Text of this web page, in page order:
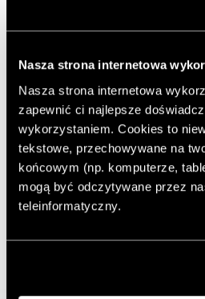
Nasza strona internetowa
Nasza strona internetowa
zapewnić ci najlepsze
wykorzystaniem. Cookies to
tekstowe, przechowywane na
końcowym (np. komputerze,
mogą być odczytywane przez
teleinformatyczny.